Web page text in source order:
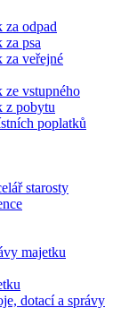
za odpad
psa
za veřejné
ze vstupného
z pobytu
poplatků
starosty
majetku
dotací a správy